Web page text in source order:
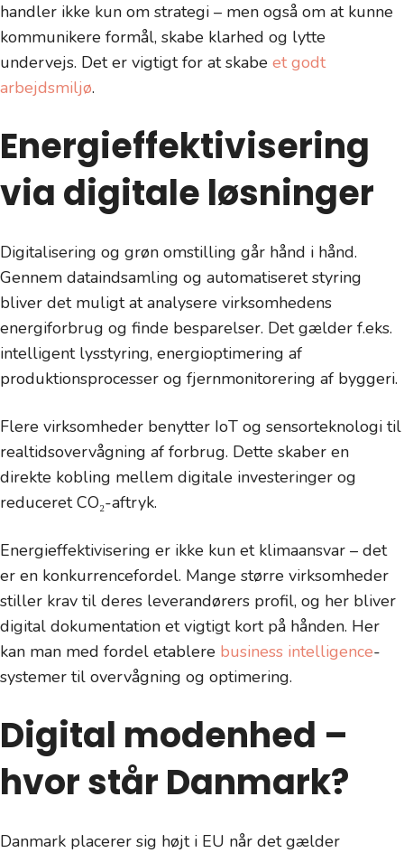
handler ikke kun om strategi – men også om at kunne
kommunikere formål, skabe klarhed og lytte
undervejs. Det er vigtigt for at skabe et godt
arbejdsmiljø.
Energieffektivisering
via digitale løsninger
Digitalisering og grøn omstilling går hånd i hånd.
Gennem dataindsamling og automatiseret styring
bliver det muligt at analysere virksomhedens
energiforbrug og finde besparelser. Det gælder f.eks.
intelligent lysstyring, energioptimering af
produktionsprocesser og fjernmonitorering af byggeri.
Flere virksomheder benytter IoT og sensorteknologi til
realtidsovervågning af forbrug. Dette skaber en
direkte kobling mellem digitale investeringer og
reduceret CO₂-aftryk.
Energieffektivisering er ikke kun et klimaansvar – det
er en konkurrencefordel. Mange større virksomheder
stiller krav til deres leverandørers profil, og her bliver
digital dokumentation et vigtigt kort på hånden. Her
kan man med fordel etablere business intelligence-
systemer til overvågning og optimering.
Digital modenhed –
hvor står Danmark?
Danmark placerer sig højt i EU når det gælder